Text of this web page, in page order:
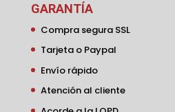
GARANTÍA
Compra segura SSL
Tarjeta o Paypal
Envío rápido
Atención al cliente